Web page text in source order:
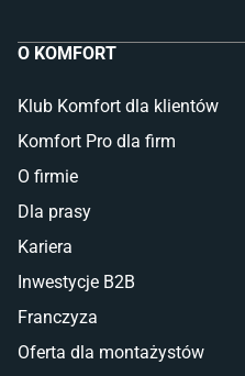
O KOMFORT
Klub Komfort dla klientów
Komfort Pro dla firm
O firmie
Dla prasy
Kariera
Inwestycje B2B
Franczyza
Oferta dla montażystów